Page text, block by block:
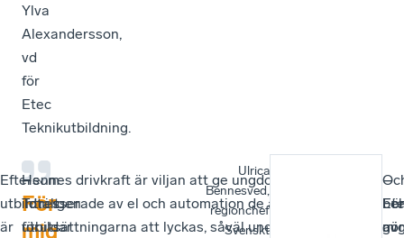
Ylva
Alexandersson,
vd
för
Etec
Teknikutbildning.
Eftersom
utbildningen
är
För
mig
–
Totalt
utbildar
Hennes drivkraft är viljan att ge ungdomar som är
intresserade av el och automation de allra bästa
förutsättningarna att lyckas, såväl under utbildningen
–
För
Ulrica
Bennesved,
regionchef
Svenskt
av
–
gör